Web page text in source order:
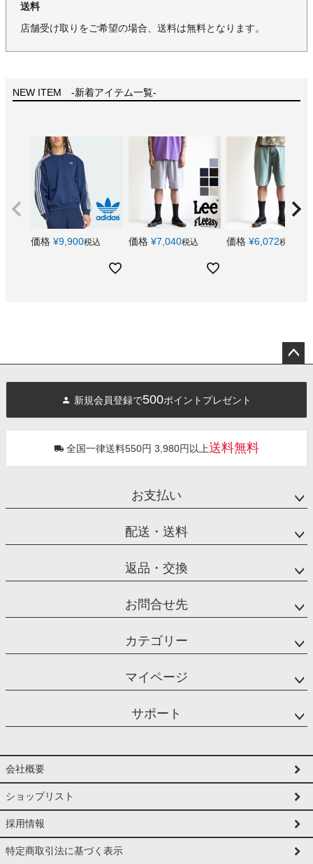
送料
店舗受け取りをご希望の場合、送料は無料となります。
NEW ITEM -新着アイテム一覧-
価格 ¥9,900税込 価格 ¥7,040税込 価格 ¥6,072税込
へ
新規会員登録で500ポイントプレゼント
全国一律送料550円 3,980円以上送料無料
お支払い
配送・送料
返品・交換
お問合せ先
カテゴリー
マイページ
サポート
会社概要
ショップリスト
採用情報
特定商取引法に基づく表示